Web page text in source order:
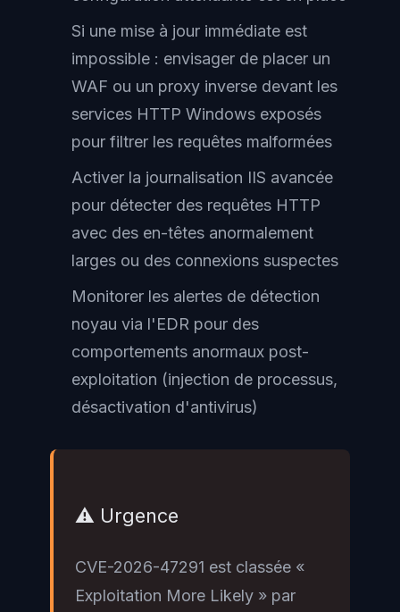
Si une mise à jour immédiate est
impossible : envisager de placer un
WAF ou un proxy inverse devant les
services HTTP Windows exposés
pour filtrer les requêtes malformées
Activer la journalisation IIS avancée
pour détecter des requêtes HTTP
avec des en-têtes anormalement
larges ou des connexions suspectes
Monitorer les alertes de détection
noyau via l'EDR pour des
comportements anormaux post-
exploitation (injection de processus,
désactivation d'antivirus)
⚠️ Urgence
CVE-2026-47291 est classée «
Exploitation More Likely » par